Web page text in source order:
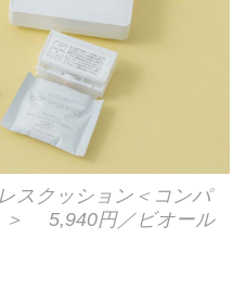
スクッション＜コンパ
＞ 5,940円／ビオール